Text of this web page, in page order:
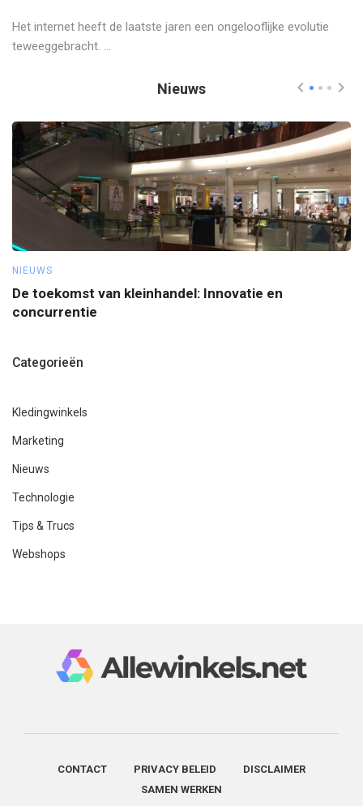
Het internet heeft de laatste jaren een ongelooflijke evolutie
teweeggebracht. ...
Nieuws
NIEUWS
De toekomst van kleinhandel: Innovatie en
concurrentie
Categorieën
Kledingwinkels
Marketing
Nieuws
Technologie
Tips & Trucs
Webshops
CONTACT PRIVACY BELEID
DISCLAIMER
SAMEN WERKEN